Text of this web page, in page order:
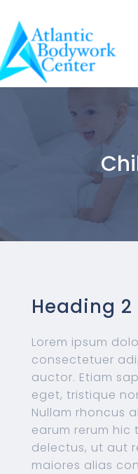
Heading 2
Lorem ipsum
consectetuer
auctor. Etiam
eget, tristique
Nullam rhoncus
earum rerum hic
delectus, ut aut
maiores alias